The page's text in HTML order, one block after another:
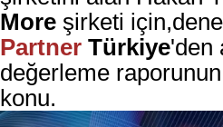
More şirketi
Partner Türkiye'den
değerleme raporunun
konu.